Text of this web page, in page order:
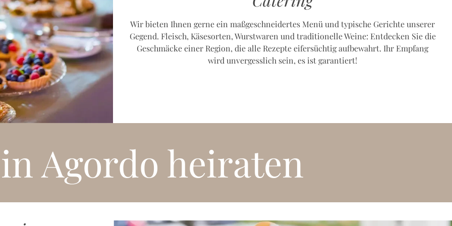
Wir bieten Ihnen gerne ein maßgeschneidertes Menü und typische Gerichte unserer
Gegend. Fleisch, Käsesorten, Wurstwaren und traditionelle Weine: Entdecken Sie die
Geschmäcke einer Region, die alle Rezepte eifersüchtig aufbewahrt. Ihr Empfang
wird unvergesslich sein, es ist garantiert!
Agordo heiraten